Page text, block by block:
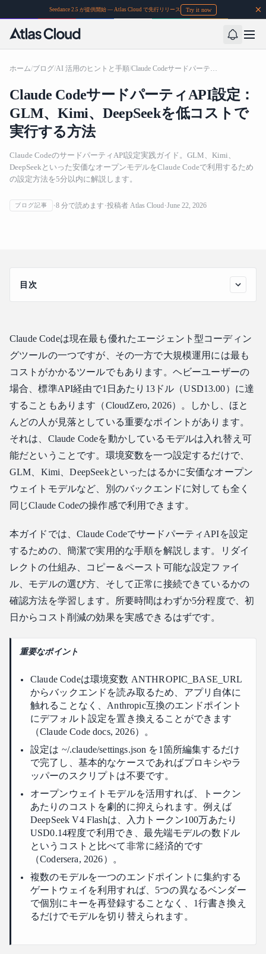
Seedance 2.5 が提供開始 — Atlas Cloud で先行リリース Try it now
ホーム/ブログ/AI 活用のヒントと手順/ Claude CodeサードパーティAPI設定：GLM、Kimi、DeepSeekを低コストで実行する方法
Claude CodeサードパーティAPI設定：
GLM、Kimi、DeepSeekを低コストで
実行する方法
Claude CodeのサードパーティAPI設定実践ガイド。GLM、Kimi、
DeepSeekといった安価なオープンモデルをClaude Codeで利用するため
の設定方法を5分以内に解説します。
ブログ記事 8 分で読めます 投稿者 Atlas Cloud June 22, 2026
Claude CodeサードパーティAPI設定：GLM、Kimi、
目次
なぜClaude CodeでサードパーティAPIを設定するのか
Claude CodeサードパーティAPI設定：ステップバイステッ
プ
ステップ1：APIキーとベースURLの取得
ステップ2：settings.jsonの編集
ステップ3：目的に合ったモデルを選ぶ
ステップ4：設定の検証
サードパーティAPI設定におけるモデル選択
Claude Codeを超えて：一つの設定で多くのツールを統合
よくある質問
実際にどれくらいコストを節約できますか？
設定後、どのモデルを使うべきですか？
設定後にすべての機能が動作しますか？
Anthropicに戻す場合、設定を解除する必要がありますか？
Claude Codeは現在最も優れたエージェント型コーディン
グツールの一つですが、その一方で大規模運用には最も
コストがかかるツールでもあります。ヘビーユーザーの
場合、標準API経由で1日あたり13ドル（USD13.00）に達
することもあります（CloudZero, 2026）。しかし、ほと
んどの人が見落としている重要なポイントがあります。
それは、Claude Codeを動かしているモデルは入れ替え可
能だということです。環境変数を一つ設定するだけで、
GLM、Kimi、DeepSeekといったはるかに安価なオープン
ウェイトモデルなど、別のバックエンドに対しても全く
同じClaude Codeの操作感で利用できます。
本ガイドでは、Claude CodeでサードパーティAPIを設定
するための、簡潔で実用的な手順を解説します。リダイ
レクトの仕組み、コピー＆ペースト可能な設定ファイ
ル、モデルの選び方、そして正常に接続できているかの
確認方法を学習します。所要時間はわずか5分程度で、初
日からコスト削減の効果を実感できるはずです。
重要なポイント
Claude Codeは環境変数 ANTHROPIC_BASE_URL
からバックエンドを読み取るため、アプリ自体に
触れることなく、Anthropic互換のエンドポイント
にデフォルト設定を置き換えることができます
（Claude Code docs, 2026）。
設定は ~/.claude/settings.json を1箇所編集するだけ
で完了し、基本的なケースであればプロキシやラ
ッパーのスクリプトは不要です。
オープンウェイトモデルを活用すれば、トークン
あたりのコストを劇的に抑えられます。例えば
DeepSeek V4 Flashは、入力トークン100万あたり
USD0.14程度で利用でき、最先端モデルの数ドル
というコストと比べて非常に経済的です
（Codersera, 2026）。
複数のモデルを一つのエンドポイントに集約する
ゲートウェイを利用すれば、5つの異なるベンダー
で個別にキーを再登録することなく、1行書き換え
るだけでモデルを切り替えられます。